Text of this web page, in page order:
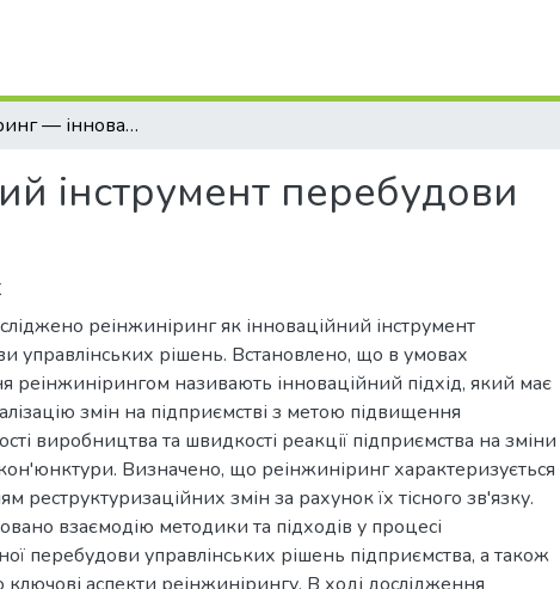
Реінжиніринг — інноваційний інструмент перебудови управлінських рішень
інструмент перебудови
реінжиніринг як інноваційний інструмент
управлінських рішень. Встановлено, що в умовах
реінжинірингом називають інноваційний підхід, який має
змін на підприємстві з метою підвищення
виробництва та швидкості реакції підприємства на зміни
Визначено, що реінжиніринг характеризується
реструктуризаційних змін за рахунок їх тісного зв'язку.
взаємодію методики та підходів у процесі
перебудови управлінських рішень підприємства, а також